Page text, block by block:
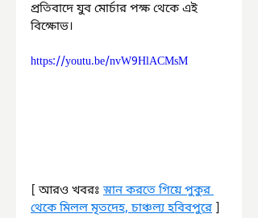
প্রতিবাদে যুব মোর্চার পক্ষ থেকে এই
বিক্ষোভ।
https://youtu.be/nvW9HlACMsM
[ আরও খবরঃ স্নান করতে গিয়ে পুকুর
থেকে মিলল মৃতদেহ, চাঞ্চল্য হবিবপুরে ]